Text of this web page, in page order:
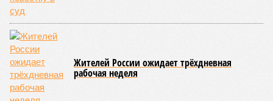
Жителей России ожидает трёхдневная
рабочая неделя